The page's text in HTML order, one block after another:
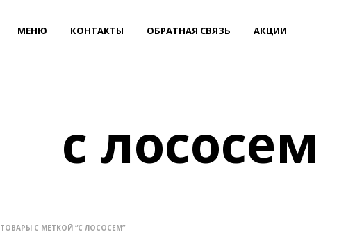
МЕНЮ КОНТАКТЫ ОБРАТНАЯ СВЯЗЬ АКЦИИ
с лососем
ТОВАРЫ С МЕТКОЙ “С ЛОСОСЕМ”